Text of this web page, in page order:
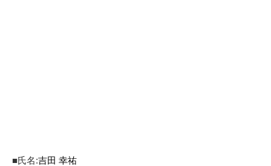
■氏名:吉田 幸祐